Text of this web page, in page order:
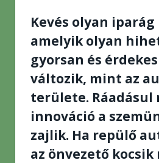
Kevés olyan
amelyik olyan
gyorsan és
változik, mint az
területe. Ráadásul
innováció a
zajlik. Ha repülő
az önvezető